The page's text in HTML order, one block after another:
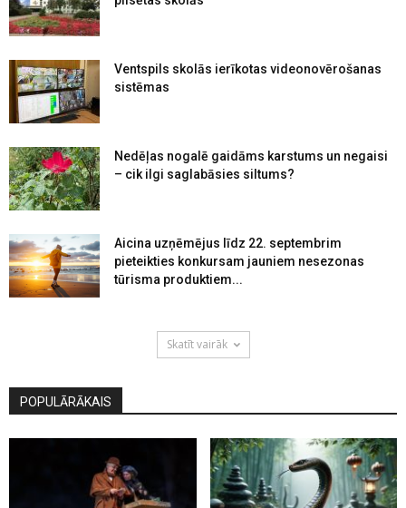
Ventspils skolās ierīkotas videonovērošanas
sistēmas
Nedēļas nogalē gaidāms karstums un negaisi
– cik ilgi saglabāsies siltums?
Aicina uzņēmējus līdz 22. septembrim
pieteikties konkursam jauniem nesezonas
tūrisma produktiem...
Skatīt vairāk
POPULĀRĀKAIS